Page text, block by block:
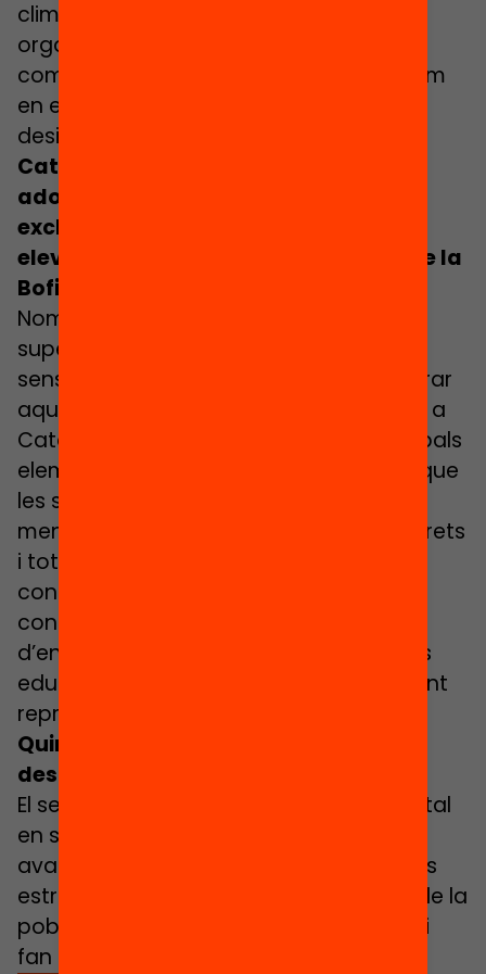
climàtiques, de salut… i que diferents
organitzacions treballin diferents
components d’aquesta desigualtat, com
en el cas de la Fundació Bofill en les
desigualtats educatives.
Catalunya té un 34,8% d’infants i
adolescents en risc de pobresa o
exclusió social, una de les taxes més
elevades d’Europa. Per què el focus de la
Bofill es centra en l’educació avui?
Només amb l’educació no es poden
superar les desigualtats socials, però
sense l’educació serà impossible capgirar
aquesta realitat preocupant que tenim a
Catalunya. L’educació és un dels principals
elements cohesionadors i que permet que
les societats avancin perquè els que
menys tenen puguin gaudir de tots el drets
i totes les oportunitats sense estar
condicionats des de naixement per les
condicions de partida. I això ho hem
d’enfortir per evitar que les desigualtats
educatives es converteixin en un element
reproductor de les desigualtats socials.
Quin rol té la societat civil en els
desafiaments actuals?
El sector social i cívic té un rol fonamental
en sostenir les democràcies. Els països
avancen quan hi ha unes societats civils
estructurades, que defensen els drets de la
població, que denuncien, es mobilitzen i
fan que les coses realment avancin.